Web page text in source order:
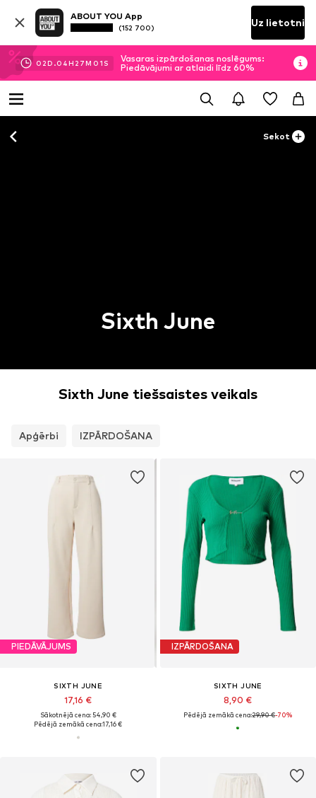
ABOUT YOU App
(152 700) Uz lietotni
02D.04H 27M 01 S
Vasaras izpārdošanas noslēgums:
Piedāvājumi ar atlaidi līdz 60%
Sekot
Sixth June
Sixth June tiešsaistes veikals
Apģērbi IZPĀRDOŠANA
PIEDĀVĀJUMS
SIXTH JUNE
17,16 €
Sākotnējā cena: 54,90 €
Pēdējā zemākā cena:17,16 €
IZPĀRDOŠANA
SIXTH JUNE
8,90 €
Pēdējā zemākā cena:29,90 €-70%